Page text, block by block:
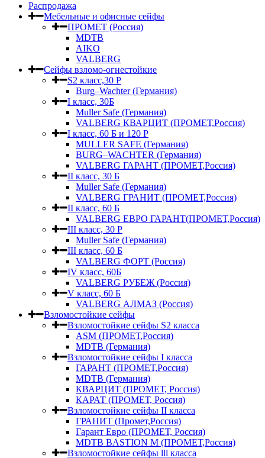
Распродажа
Мебельные и офисные сейфы
ПРОМЕТ (Россия)
MDTB
AIKO
VALBERG
Сейфы взломо-огнестойкие
S2 класс,30 Р
Burg–Wachter (Германия)
I класс, 30Б
Muller Safe (Германия)
VALBERG КВАРЦИТ (ПРОМЕТ,Россия)
I класс, 60 Б и 120 Р
MULLER SAFE (Германия)
BURG–WACHTER (Германия)
VALBERG ГАРАНТ (ПРОМЕТ,Россия)
II класс, 30 Б
Muller Safe (Германия)
VALBERG ГРАНИТ (ПРОМЕТ,Россия)
II класс, 60 Б
VALBERG ЕВРО ГАРАНТ(ПРОМЕТ,Россия)
III класс, 30 Р
Muller Safe (Германия)
III класс, 60 Б
VALBERG ФОРТ (Россия)
IV класс, 60Б
VALBERG РУБЕЖ (Россия)
V класс, 60 Б
VALBERG АЛМАЗ (Россия)
Взломостойкие сейфы
Взломостойкие сейфы S2 класса
ASM (ПРОМЕТ,Россия)
MDTB (Германия)
Взломостойкие сейфы I класса
ГАРАНТ (ПРОМЕТ,Россия)
MDTB (Германия)
КВАРЦИТ (ПРОМЕТ, Россия)
КАРАТ (ПРОМЕТ, Россия)
Взломостойкие сейфы II класса
ГРАНИТ (Промет,Россия)
Гарант Евро (ПРОМЕТ, Россия)
MDTB BASTION M (ПРОМЕТ,Россия)
Взломостойкие сейфы lll класса